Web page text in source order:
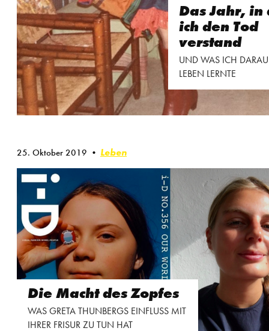
Das Jahr, in
ich den Tod
verstand
UND WAS ICH
LEBEN LERNTE
25. Oktober 2019 Leben
Die Macht des Zopfes
WAS GRETA THUNBERGS EINFLUSS MIT
IHRER FRISUR ZU TUN HAT